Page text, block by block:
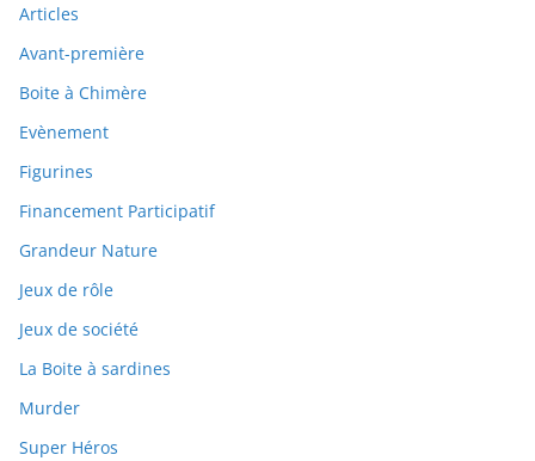
Articles
Avant-première
Boite à Chimère
Evènement
Figurines
Financement Participatif
Grandeur Nature
Jeux de rôle
Jeux de société
La Boite à sardines
Murder
Super Héros